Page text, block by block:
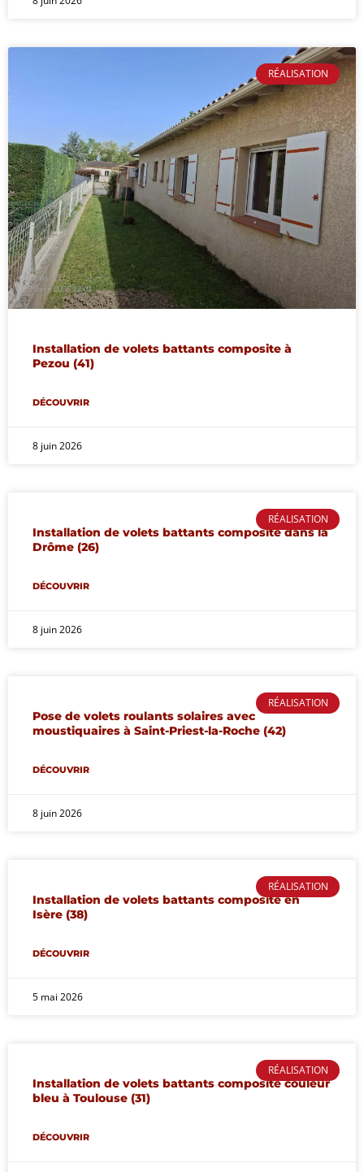
RÉALISATION
Installation de volets battants composite à
Pezou (41)
DÉCOUVRIR
8 juin 2026
RÉALISATION
Installation de volets battants composite dans la
Drôme (26)
DÉCOUVRIR
8 juin 2026
RÉALISATION
Pose de volets roulants solaires avec
moustiquaires à Saint-Priest-la-Roche (42)
DÉCOUVRIR
8 juin 2026
RÉALISATION
Installation de volets battants composite en
Isère (38)
DÉCOUVRIR
5 mai 2026
RÉALISATION
Installation de volets battants composite couleur
bleu à Toulouse (31)
DÉCOUVRIR